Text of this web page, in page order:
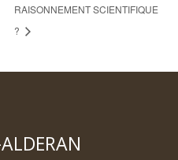
RAISONNEMENT SCIENTIFIQUE
?